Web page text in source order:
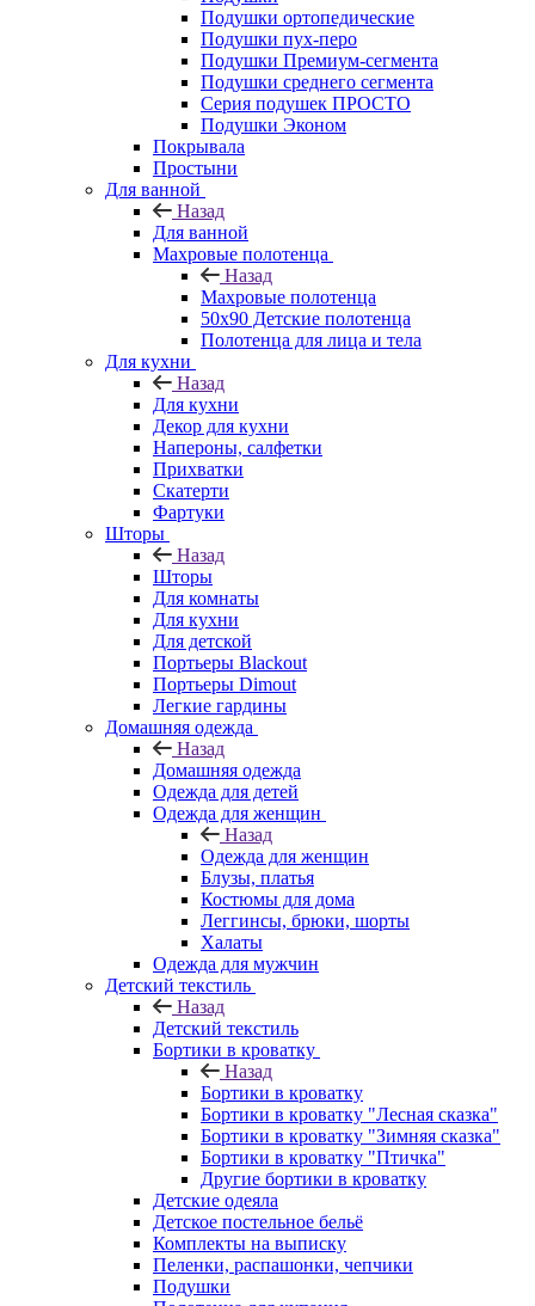
Подушки ортопедические
Подушки пух-перо
Подушки Премиум-сегмента
Подушки среднего сегмента
Серия подушек ПРОСТО
Подушки Эконом
Покрывала
Простыни
Для ванной
Назад
Для ванной
Махровые полотенца
Назад
Махровые полотенца
50х90 Детские полотенца
Полотенца для лица и тела
Для кухни
Назад
Для кухни
Декор для кухни
Напероны, салфетки
Прихватки
Скатерти
Фартуки
Шторы
Назад
Шторы
Для комнаты
Для кухни
Для детской
Портьеры Blackout
Портьеры Dimout
Легкие гардины
Домашняя одежда
Назад
Домашняя одежда
Одежда для детей
Одежда для женщин
Назад
Одежда для женщин
Блузы, платья
Костюмы для дома
Леггинсы, брюки, шорты
Халаты
Одежда для мужчин
Детский текстиль
Назад
Детский текстиль
Бортики в кроватку
Назад
Бортики в кроватку
Бортики в кроватку "Лесная сказка"
Бортики в кроватку "Зимняя сказка"
Бортики в кроватку "Птичка"
Другие бортики в кроватку
Детские одеяла
Детское постельное бельё
Комплекты на выписку
Пеленки, распашонки, чепчики
Подушки